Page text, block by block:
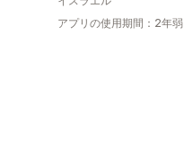
アプリの使用期間：2年弱